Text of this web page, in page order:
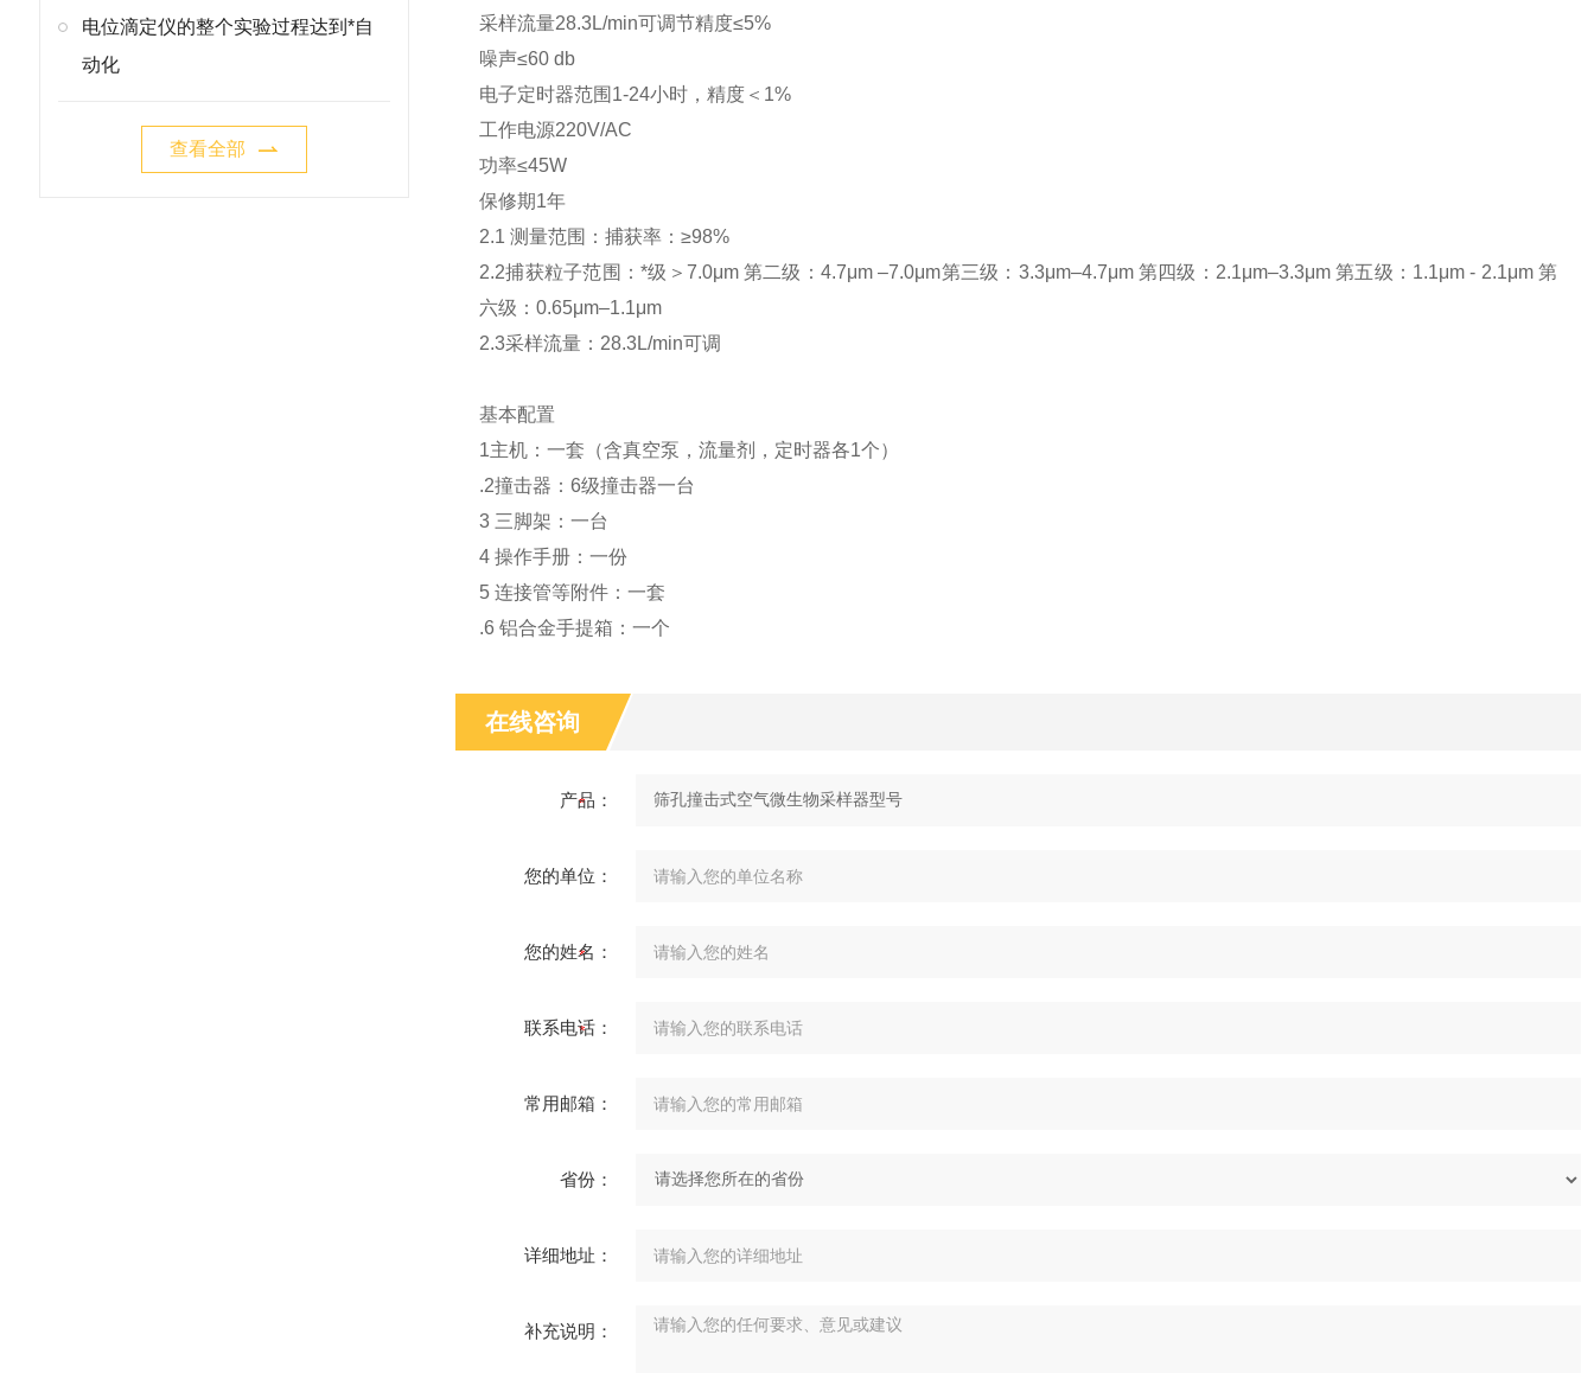
电位滴定仪的整个实验过程达到*自
动化
查看全部
采样流量28.3L/min可调节精度≤5%
噪声≤60 db
电子定时器范围1-24小时，精度＜1%
工作电源220V/AC
功率≤45W
保修期1年
2.1 测量范围：捕获率：≥98%
2.2捕获粒子范围：*级＞7.0μm 第二级：4.7μm –7.0μm第三级：3.3μm–4.7μm 第四级：2.1μm–3.3μm 第五级：1.1μm - 2.1μm 第
六级：0.65μm–1.1μm
2.3采样流量：28.3L/min可调
基本配置
1主机：一套（含真空泵，流量剂，定时器各1个）
.2撞击器：6级撞击器一台
3 三脚架：一台
4 操作手册：一份
5 连接管等附件：一套
.6 铝合金手提箱：一个
在线咨询
产品：
您的单位：
您的姓名：
联系电话：
常用邮箱：
省份：
详细地址：
补充说明：